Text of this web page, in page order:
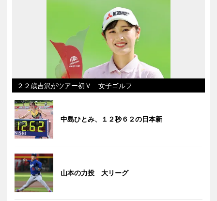
２２歳吉沢がツアー初Ｖ 女子ゴルフ
中島ひとみ、１２秒６２の日本新
山本の力投 大リーグ